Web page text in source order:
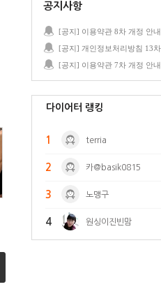
공지사항
[공지] 이용약관 8차 개정 안내
[공지] 이용약관 7차 개정 안내
다이어터 랭킹
1 terria
2 카@basik0815
3 노맹구
4 원싱이진빈맘